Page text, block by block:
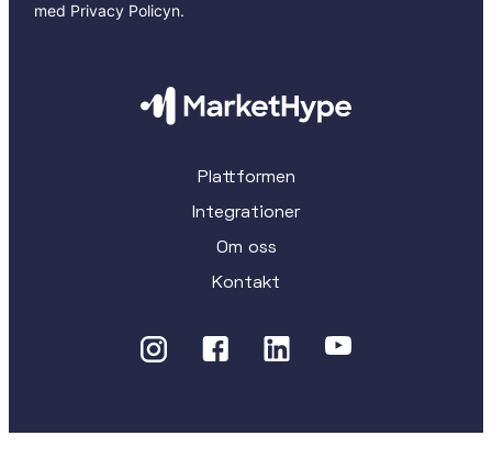
med Privacy Policyn.
Plattformen
Integrationer
Om oss
Kontakt